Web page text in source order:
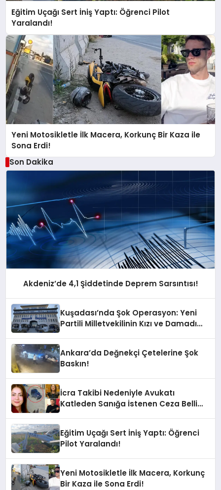
Eğitim Uçağı Sert İniş Yaptı: Öğrenci Pilot
Yaralandı!
Yeni Motosikletle İlk Macera, Korkunç Bir Kaza ile
Sona Erdi!
Son Dakika
Akdeniz’de 4,1 Şiddetinde Deprem Sarsıntısı!
Kuşadası’nda Şok Operasyon: Yeni
Partili Milletvekilinin Kızı ve Damadı
Ankara’da Değnekçi Çetelerine Şok
Baskın!
İcra Takibi Nedeniyle Avukatı
Katleden Sanığa İstenen Ceza Belli
Eğitim Uçağı Sert İniş Yaptı: Öğrenci
Pilot Yaralandı!
Yeni Motosikletle İlk Macera, Korkunç
Bir Kaza ile Sona Erdi!